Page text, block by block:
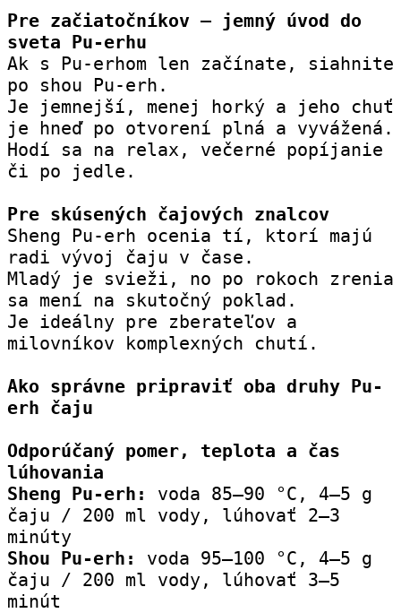
Pre začiatočníkov – jemný úvod do
sveta Pu-erhu
Ak s Pu-erhom len začínate, siahnite
po shou Pu-erh.
Je jemnejší, menej horký a jeho chuť
je hneď po otvorení plná a vyvážená.
Hodí sa na relax, večerné popíjanie
či po jedle.
Pre skúsených čajových znalcov
Sheng Pu-erh ocenia tí, ktorí majú
radi vývoj čaju v čase.
Mladý je svieži, no po rokoch zrenia
sa mení na skutočný poklad.
Je ideálny pre zberateľov a
milovníkov komplexných chutí.
Ako správne pripraviť oba druhy Pu-
erh čaju
Odporúčaný pomer, teplota a čas
lúhovania
Sheng Pu-erh:
voda 85–90 °C, 4–5 g
čaju / 200 ml vody, lúhovať 2–3
minúty
Shou Pu-erh:
voda 95–100 °C, 4–5 g
čaju / 200 ml vody, lúhovať 3–5
minút